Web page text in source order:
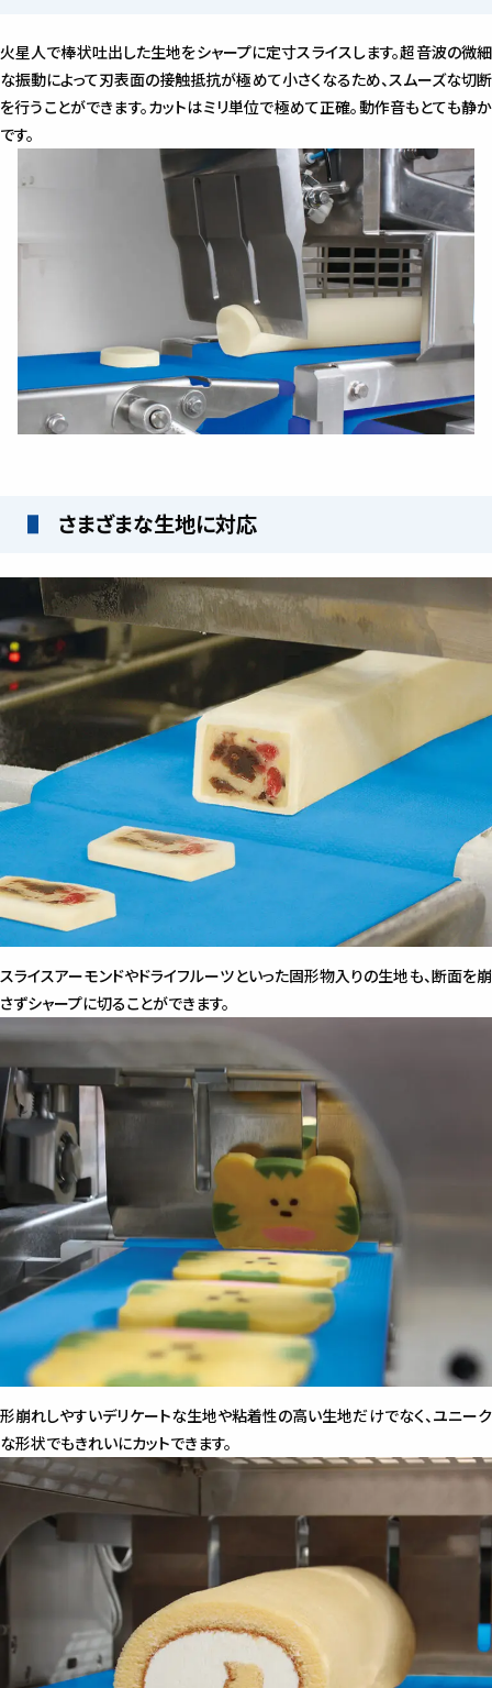
火星人で棒状吐出した生地をシャープに定寸スライスします。超音波の微細
な振動によって刃表面の接触抵抗が極めて小さくなるため、スムーズな切断
を行うことができます。カットはミリ単位で極めて正確。動作音もとても静か
です。
さまざまな生地に対応
スライスアーモンドやドライフルーツといった固形物入りの生地も、断面を崩
さずシャープに切ることができます。
形崩れしやすいデリケートな生地や粘着性の高い生地だけでなく、ユニーク
な形状でもきれいにカットできます。